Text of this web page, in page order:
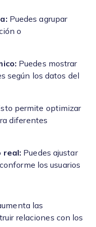
Puedes agrupar
o
Puedes mostrar
según los datos del
permite optimizar
diferentes
real: Puedes ajustar
los usuarios
las
relaciones con los